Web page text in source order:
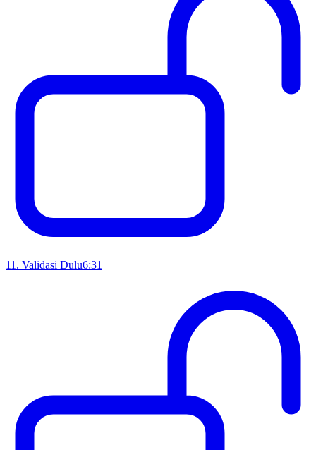
11 . Validasi Dulu6:31